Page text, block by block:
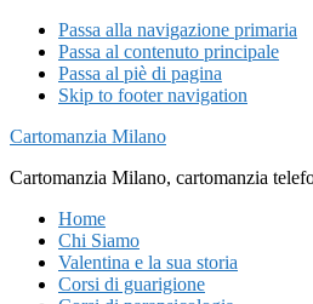
Passa alla navigazione primaria
Passa al contenuto principale
Passa al piè di pagina
Skip to footer navigation
Cartomanzia Milano
Cartomanzia Milano, cartomanzia
Home
Chi Siamo
Valentina e la sua storia
Corsi di guarigione